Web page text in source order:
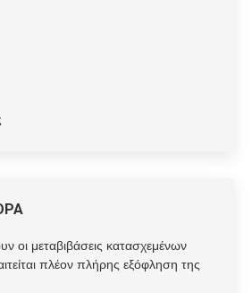
οι μεταβιβάσεις κατασχεμένων
πλέον πλήρης εξόφληση της